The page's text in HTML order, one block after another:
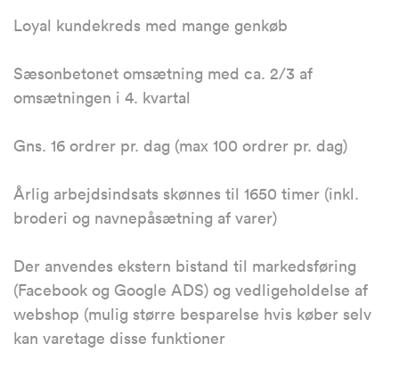
Loyal kundekreds med mange genkøb
Sæsonbetonet omsætning med ca. 2/3 af
omsætningen i 4. kvartal
Gns. 16 ordrer pr. dag (max 100 ordrer pr. dag)
Årlig arbejdsindsats skønnes til 1650 timer (inkl.
broderi og navnepåsætning af varer)
Der anvendes ekstern bistand til markedsføring
(Facebook og Google ADS) og vedligeholdelse af
webshop (mulig større besparelse hvis køber selv
kan varetage disse funktioner